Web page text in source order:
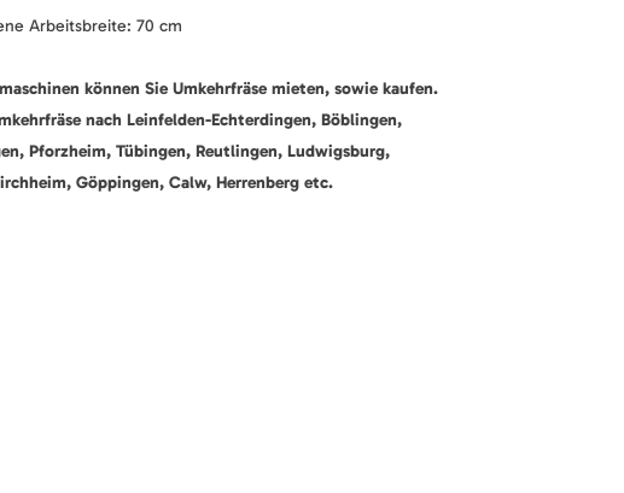
Arbeitsbreite: 70 cm
können Sie Umkehrfräse mieten, sowie kaufen.
nach Leinfelden-Echterdingen, Böblingen,
Pforzheim, Tübingen, Reutlingen, Ludwigsburg,
Göppingen, Calw, Herrenberg etc.